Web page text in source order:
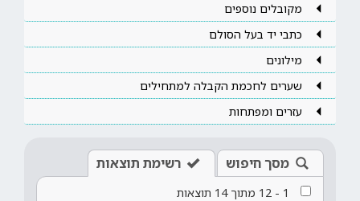
מקובלים נוספים
כתבי יד בעל הסולם
מילונים
שערים לחכמת הקבלה למתחילים
עזרים ומפתחות
מסך חיפוש רשימת תוצאות
1
-
12 מתוך14 תוצאות